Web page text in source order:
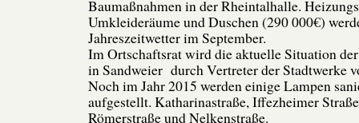
Baumaßnahmen in der Rheintalhalle.
Umkleideräume und Duschen (290 000€)
Jahreszeitwetter im September.
Im Ortschaftsrat wird die aktuelle Situation
in Sandweier durch Vertreter der Stadtwerke
Noch im Jahr 2015 werden einige Lampen
aufgestellt. Katharinastraße, Iffezheimer
Römerstraße und Nelkenstraße.